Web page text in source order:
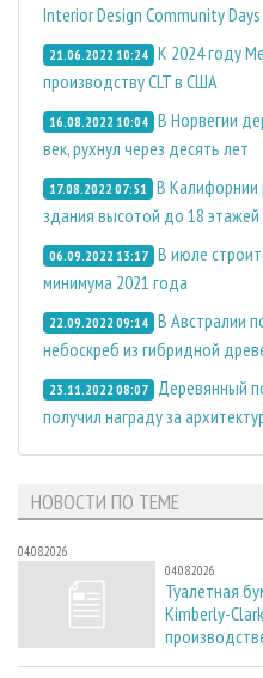
Interior Design Community Days
21.06.2022 10:24 К 2024 году
производству CLT в США
16.08.2022 10:04 В Норвегии
век, рухнул через десять лет
17.08.2022 07:51 В Калифорнии
здания высотой до 18 этажей
06.09.2022 13:17 В июле
минимума 2021 года
22.09.2022 09:14 В Австралии
небоскреб из гибридной
23.11.2022 08:07
Деревянный
получил награду за
НОВОСТИ ПО ТЕМЕ
04.08.2026
04.08.2026
Туалетная
Kimberly-